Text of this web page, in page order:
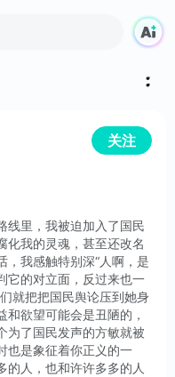
关注
线里，我被迫加入了国民
化我的灵魂，甚至还改名
我感触特别深“人啊，是
它的对立面，反过来也一
就把把国民舆论压到她身
和欲望可能会是丑陋的，
为了国民发声的方敏就被
也是象征着你正义的一
的人，也和许许多多的人